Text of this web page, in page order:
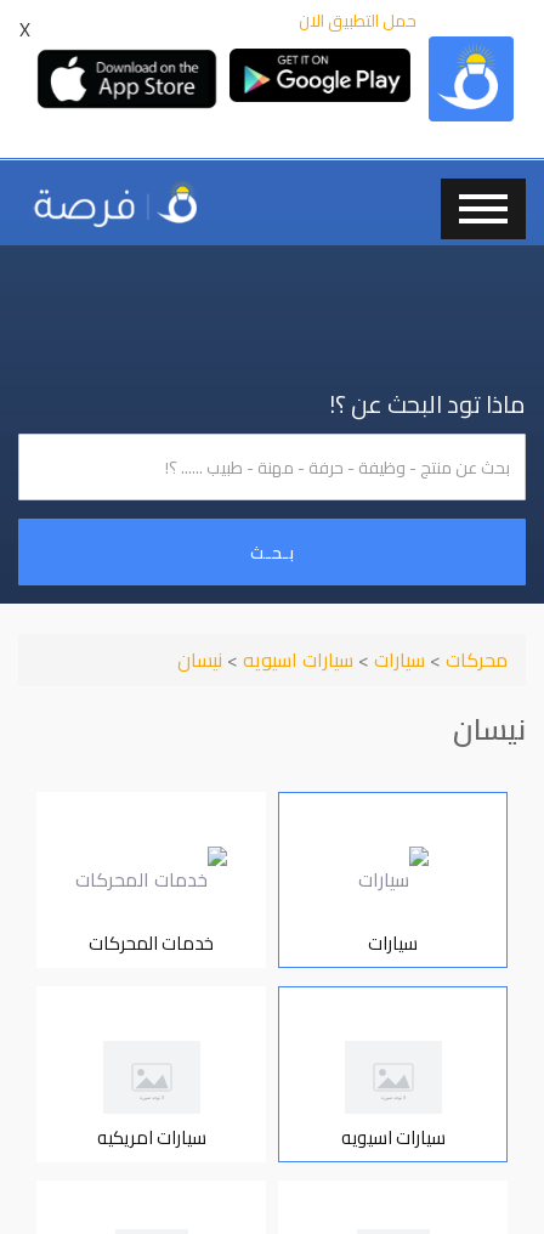
X حمل التطبيق الان
ماذا تود البحث عن ؟!
بـحـث
محركات> سيارات> سيارات اسيويه> نيسان
نيسان
سيارات خدمات المحركات
سيارات اسيويه سيارات امريكيه